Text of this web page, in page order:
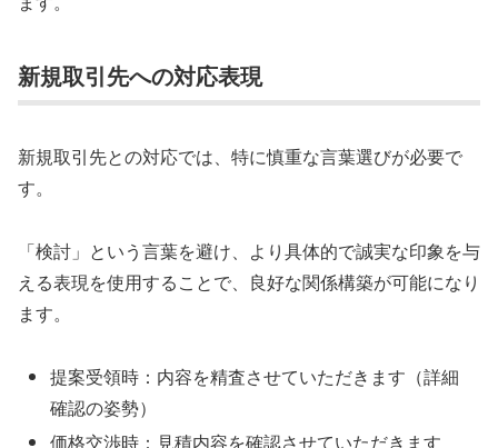
新規取引先への対応表現
新規取引先との対応では、特に慎重な言葉選びが必要で
す。
「検討」という言葉を避け、より具体的で誠実な印象を与
える表現を使用することで、良好な関係構築が可能になり
ます。
提案受領時：内容を精査させていただきます（詳細
確認の姿勢）
価格交渉時：見積内容を確認させていただきます